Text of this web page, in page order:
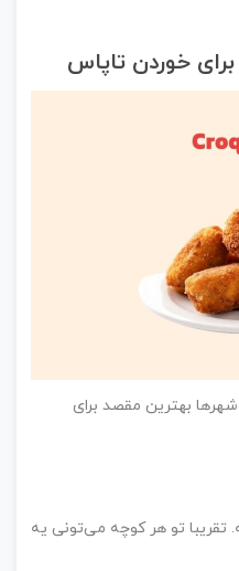
خوردن تاپاس
بهترین مقصد برای
تقریبا تو هر کوچه می‌تونی یه